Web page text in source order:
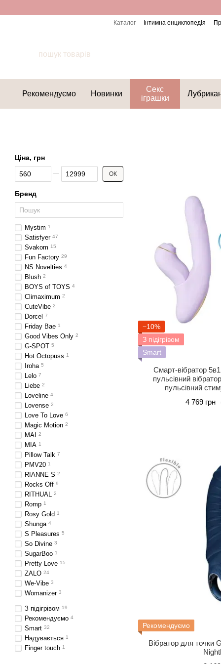
Каталог Інтимна енциклопедія
Рекомендуємо Новинки
Секс
іграшки
−10%
З підігрівом
Smart
Смарт-вібратор
пульсівний
пульсівний
4 769 грн
Рекомендуємо
Вібратор для точки
Ціна, грн
Від Ціна, грн
До Ціна, грн ОК
Бренд
Mystim 1
Satisfyer 47
Svakom 15
Fun Factory 29
NS Novelties 4
Blush 2
BOYS of TOYS 4
Climaximum 2
CuteVibe 2
Dorcel 7
Friday Bae 1
Good Vibes Only 2
G-SPOT 5
Hot Octopuss 1
Iroha 5
Lelo 7
Liebe 2
Loveline 4
Lovense 2
Love To Love 6
Magic Motion 2
MAI 2
MIA 1
Pillow Talk 7
PMV20 1
RIANNE S 2
Rocks Off 9
RITHUAL 2
Romp 1
Rosy Gold 1
Shunga 4
S Pleasures 5
So Divine 3
SugarBoo 1
Pretty Love 15
ZALO 24
We-Vibe 3
Womanizer 3
З підігрівом 19
Рекомендуємо 4
Smart 32
Надувається 1
Finger touch 1